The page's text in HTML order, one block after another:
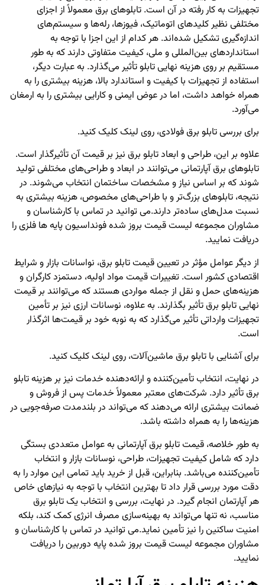
تجهیزات به کار رفته در آن است. تابلوهای برق معمولاً از اجزای
مختلفی نظیر کلیدهای اتوماتیک، فیوزها، رله‌ها و سیستم‌های
اندازه‌گیری تشکیل شده‌اند. هر کدام از این اجزا با توجه به
استانداردهای بین‌المللی و ملی، کیفیت متفاوتی دارند که به طور
مستقیم بر روی هزینه نهایی تابلو تأثیر می‌گذارد. به عبارت دیگر،
استفاده از تجهیزات با کیفیت و استاندارد بالا، هزینه بیشتری را به
همراه خواهد داشت، اما در عوض ایمنی و کارایی بیشتری را به ارمغان
می‌آورد.
برای بررسیتابلو برق فولادی، روی لینک کلیک کنید.
علاوه بر این، طراحی و ابعاد تابلو برق نیز بر قیمت آن تأثیرگذار است.
تابلوهای برق آپارتمانی می‌توانند در ابعاد و طراحی‌های مختلفی تولید
شوند که بر اساس نیاز و مشخصات ساختمان انتخاب می‌شوند. در
نتیجه، تابلوهای بزرگ‌تر و با طراحی‌های مخصوص، هزینه بیشتری به
نسبت مدل‌های ساده‌تر دارند.می توانید در تماس با کارشناسان و
مشاوران مجموعه لیست قیمت بروز شدهفونداسیون پایه ها فلزیرا
دریافت نمایید.
از دیگر عوامل مؤثر در تعیین قیمت تابلو برق، نواسانات بازار و شرایط
اقتصادی کشور است. تغییرات قیمت مواد اولیه، دستمزد کارگران و
هزینه‌های حمل و نقل از جمله مواردی هستند که می‌توانند بر قیمت
نهایی تابلو برق تأثیر بگذارند. به علاوه، نوسانات ارزی نیز بر تأمین
تجهیزات وارداتی تأثیر می‌گذارد که به نوبه خود بر قیمت‌ها اثرگذار
است.
برای آشنایی با تابلو برق ماشین‌آلات، روی لینک کلیک کنید.
در نهایت، انتخاب تأمین‌کننده و ارائه‌دهنده خدمات نیز بر هزینه تابلو
برق تأثیر دارد. شرکت‌های معتبر معمولاً خدمات پس از فروش و
ضمانت بیشتری ارائه می‌دهند که می‌تواند در بلندمدت صرفه‌جویی در
هزینه‌ها را به همراه داشته باشد.
به طور خلاصه، قیمت تابلو برق آپارتمانی به عوامل متعددی بستگی
دارد که شامل کیفیت تجهیزات، طراحی، نوسانات بازار و انتخاب
تأمین‌کننده می‌باشد. بنابراین، قبل از خرید باید تمامی این موارد را به
دقت مورد بررسی قرار داد تا بهترین انتخاب با توجه به نیازهای خاص
هر آپارتمان انجام گیرد. در نهایت، بررسی و انتخاب یک تابلو برق
مناسب، نه تنها می‌تواند به بهینه‌سازی مصرف انرژی کمک کند، بلکه
امنیت ساکنین را نیز تأمین نماید.می توانید در تماس با کارشناسان و
مشاوران مجموعه لیست قیمت بروز شدهپایه دوربینرا دریافت
نمایید.